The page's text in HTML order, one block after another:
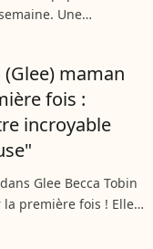
Une
pour celui qui
dernier. Le
(Glee) maman
fois :
incroyable
Glee Becca Tobin
première fois ! Elle
ce mardi 22